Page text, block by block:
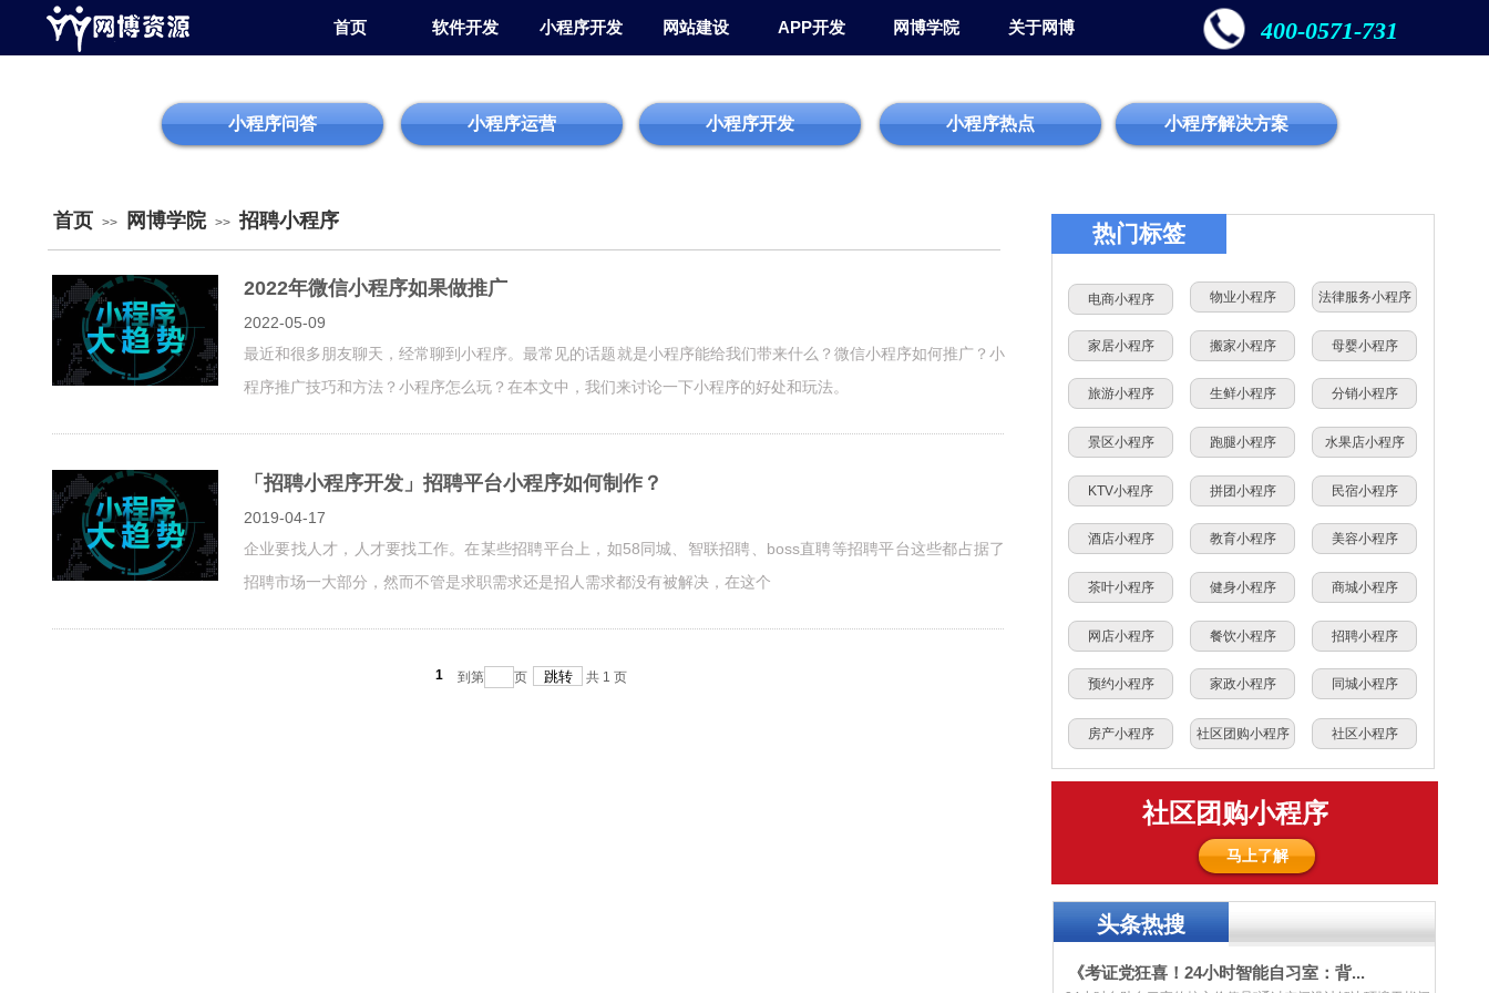
400-0571-731
首页 软件开发 小程序开发 网站建设 APP开发 网博学院 关于网博
小程序运营 小程序开发
小程序问答 小程序热点 小程序解决方案
头条热搜
《考证党狂喜！24小时智能自习室：背...
首页 >> 网博学院 >> 招聘小程序
搬家小程序
物业小程序
家居小程序
旅游小程序
电商小程序
热门标签
生鲜小程序
景区小程序 跑腿小程序
KTV小程序 拼团小程序
酒店小程序 教育小程序
茶叶小程序 健身小程序
网店小程序 餐饮小程序
预约小程序 家政小程序
房产小程序 社区团购小程序
母婴小程序
分销小程序
水果店小程序
民宿小程序
美容小程序
商城小程序
招聘小程序
同城小程序
社区小程序
法律服务小程序
2022年微信小程序如果做推广
2022-05-09
最近和很多朋友聊天，经常聊到小程序。最常见的话题就是小程序能给我们带来什么？微信小程序如何推广？小
程序推广技巧和方法？小程序怎么玩？在本文中，我们来讨论一下小程序的好处和玩法。
「招聘小程序开发」招聘平台小程序如何制作？
2019-04-17
企业要找人才，人才要找工作。在某些招聘平台上，如58同城、智联招聘、boss直聘等招聘平台这些都占据了
招聘市场一大部分，然而不管是求职需求还是招人需求都没有被解决，在这个
1 到第 页 共 1 页
马上了解
社区团购小程序